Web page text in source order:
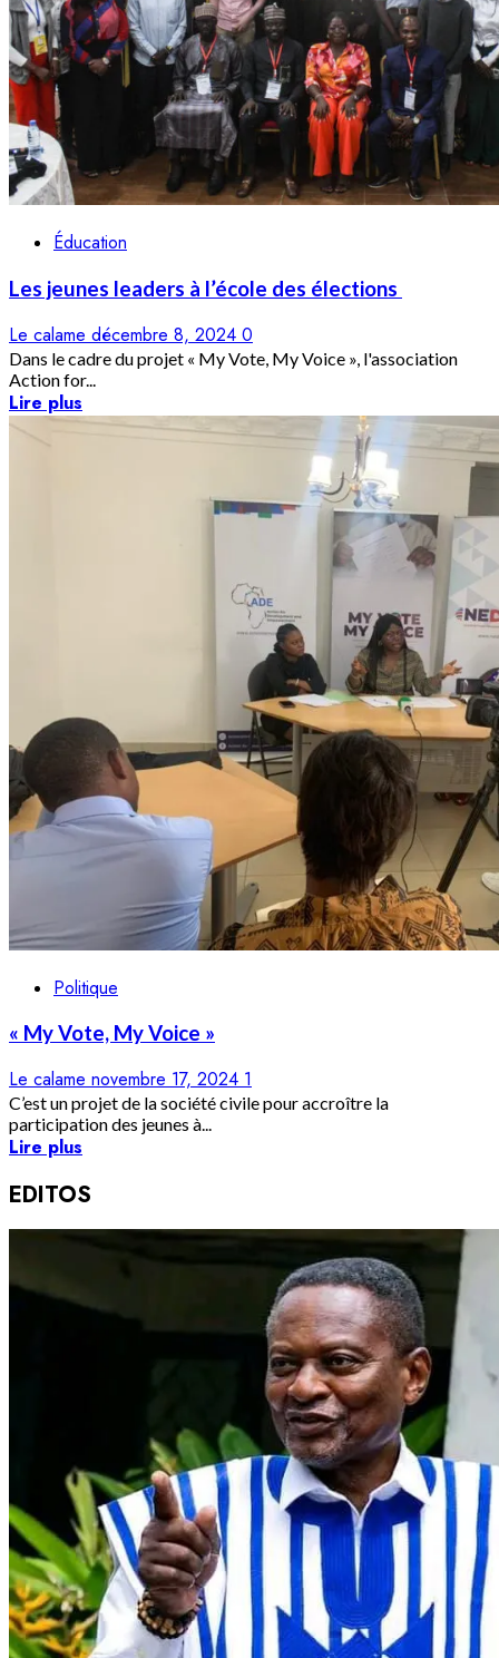
Éducation
Les jeunes leaders à l’école des élections
Le calame décembre 8, 2024 0
Dans le cadre du projet « My Vote, My Voice », l'association
Action for...
Lire plus
Politique
« My Vote, My Voice »
Le calame novembre 17, 2024 1
C’est un projet de la société civile pour accroître la
participation des jeunes à...
Lire plus
EDITOS